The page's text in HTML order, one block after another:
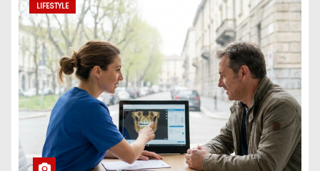
LIFESTYLE